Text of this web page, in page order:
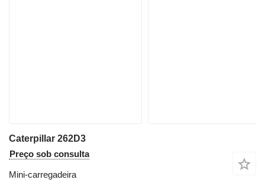
Caterpillar 262D3
Preço sob consulta
Mini-carregadeira